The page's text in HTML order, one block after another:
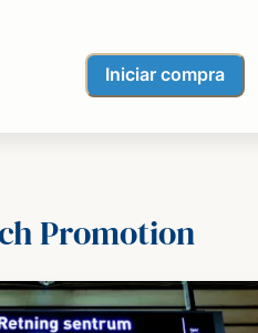
Iniciar compra
Promotion